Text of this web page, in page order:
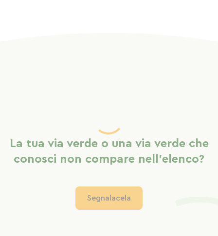
La tua via verde o una via verde che
conosci non compare nell'elenco?
Segnalacela